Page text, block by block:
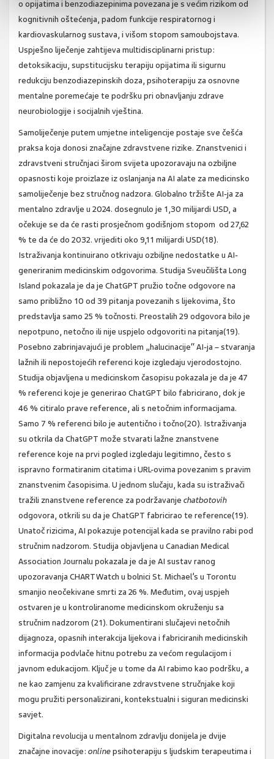
o opijatima i benzodiazepinima povezana je s većim rizikom od
kognitivnih oštećenja, padom funkcije respiratornog i
kardiovaskularnog sustava, i višom stopom samoubojstava.
Uspješno liječenje zahtijeva multidisciplinarni pristup:
detoksikaciju, supstitucijsku terapiju opijatima ili sigurnu
redukciju benzodiazepinskih doza, psihoterapiju za osnovne
mentalne poremećaje te podršku pri obnavljanju zdrave
neurobiologije i socijalnih vještina.
Samoliječenje putem umjetne inteligencije postaje sve češća
praksa koja donosi značajne zdravstvene rizike. Znanstvenici i
zdravstveni stručnjaci širom svijeta upozoravaju na ozbiljne
opasnosti koje proizlaze iz oslanjanja na AI alate za medicinsko
samoliječenje bez stručnog nadzora. Globalno tržište AI-ja za
mentalno zdravlje u 2024. dosegnulo je 1,30 milijardi USD, a
očekuje se da će rasti prosječnom godišnjom stopom od 27,62
% te da će do 2032. vrijediti oko 9,11 milijardi USD(18).
Istraživanja kontinuirano otkrivaju ozbiljne nedostatke u AI-
generiranim medicinskim odgovorima. Studija Sveučilišta Long
Island pokazala je da je ChatGPT pružio točne odgovore na
samo približno 10 od 39 pitanja povezanih s lijekovima, što
predstavlja samo 25 % točnosti. Preostalih 29 odgovora bilo je
nepotpuno, netočno ili nije uspjelo odgovoriti na pitanja(19).
Posebno zabrinjavajući je problem „halucinacije“ AI-ja – stvaranja
lažnih ili nepostojećih referenci koje izgledaju vjerodostojno.
Studija objavljena u medicinskom časopisu pokazala je da je 47
% referenci koje je generirao ChatGPT bilo fabricirano, dok je
46 % citiralo prave reference, ali s netočnim informacijama.
Samo 7 % referenci bilo je autentično i točno(20). Istraživanja
su otkrila da ChatGPT može stvarati lažne znanstvene
reference koje na prvi pogled izgledaju legitimno, često s
ispravno formatiranim citatima i URL-ovima povezanim s pravim
znanstvenim časopisima. U jednom slučaju, kada su istraživači
tražili znanstvene reference za podržavanje chatbotovih
odgovora, otkrili su da je ChatGPT fabricirao te reference(19).
Unatoč rizicima, AI pokazuje potencijal kada se pravilno rabi pod
stručnim nadzorom. Studija objavljena u Canadian Medical
Association Journalu pokazala je da je AI sustav ranog
upozoravanja CHARTWatch u bolnici St. Michael’s u Torontu
smanjio neočekivane smrti za 26 %. Međutim, ovaj uspjeh
ostvaren je u kontroliranome medicinskom okruženju sa
stručnim nadzorom (21). Dokumentirani slučajevi netočnih
dijagnoza, opasnih interakcija lijekova i fabriciranih medicinskih
informacija podvlače hitnu potrebu za većom regulacijom i
javnom edukacijom. Ključ je u tome da AI rabimo kao podršku, a
ne kao zamjenu za kvalificirane zdravstvene stručnjake koji
mogu pružiti personalizirani, kontekstualni i siguran medicinski
savjet.
Digitalna revolucija u mentalnom zdravlju donijela je dvije
značajne inovacije: onlinepsihoterapiju s ljudskim terapeutima i